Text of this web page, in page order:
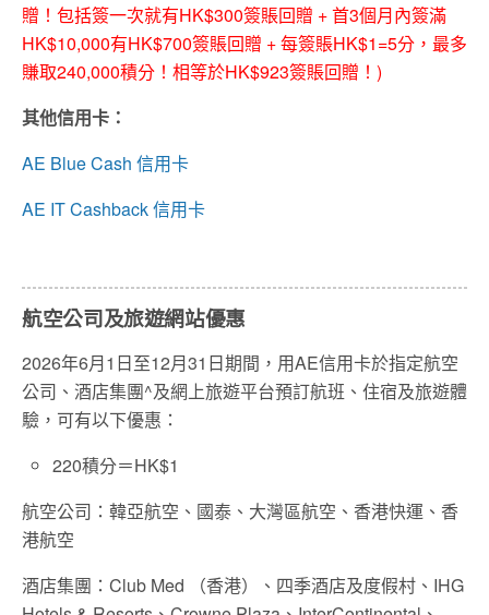
贈！包括簽一次就有HK$300簽賬回贈 + 首3個月內簽滿
HK$10,000有HK$700簽賬回贈 + 每簽賬HK$1=5分，最多
賺取240,000積分！相等於HK$923簽賬回贈！)
其他信用卡：
AE Blue Cash 信用卡
AE IT Cashback 信用卡
航空公司及旅遊網站優惠
2026年6月1日至12月31日期間，用AE信用卡於指定航空
公司、酒店集團^及網上旅遊平台預訂航班、住宿及旅遊體
驗，可有以下優惠：
220積分＝HK$1
航空公司：韓亞航空、國泰、大灣區航空、香港快運、香
港航空
酒店集團：Club Med （香港）、四季酒店及度假村、IHG